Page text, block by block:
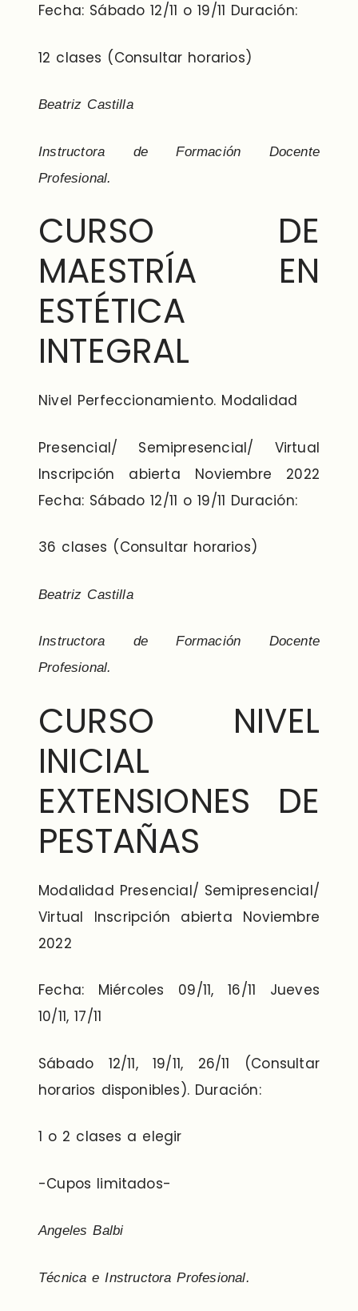
Fecha: Sábado 12/11 o 19/11 Duración:
12 clases (Consultar horarios)
Beatriz Castilla
Instructora de Formación Docente
Profesional.
CURSO DE
MAESTRÍA EN
ESTÉTICA
INTEGRAL
Nivel Perfeccionamiento. Modalidad
Presencial/ Semipresencial/ Virtual
Inscripción abierta Noviembre 2022
Fecha: Sábado 12/11 o 19/11 Duración:
36 clases (Consultar horarios)
Beatriz Castilla
Instructora de Formación Docente
Profesional.
CURSO NIVEL
INICIAL
EXTENSIONES DE
PESTAÑAS
Modalidad Presencial/ Semipresencial/
Virtual Inscripción abierta Noviembre
2022
Fecha: Miércoles 09/11, 16/11 Jueves
10/11, 17/11
Sábado 12/11, 19/11, 26/11 (Consultar
horarios disponibles). Duración:
1 o 2 clases a elegir
-Cupos limitados-
Angeles Balbi
Técnica e Instructora Profesional.